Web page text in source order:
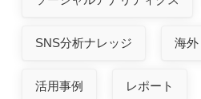
SNS分析ナレッジ 海外
活用事例 レポート